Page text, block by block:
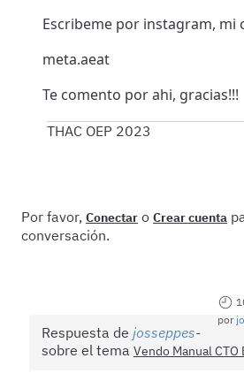
Escribeme por instagram, mi
meta.aeat
Te comento por ahi, gracias!!!
THAC OEP 2023
Por favor, Conectar o Crear cuenta
conversación.
por
Respuesta de josseppes
sobre el tema Vendo Manual CTO